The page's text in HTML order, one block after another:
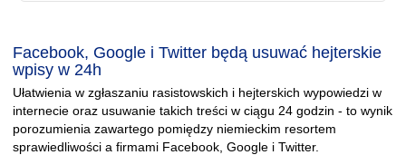
Facebook, Google i Twitter będą usuwać hejterskie
wpisy w 24h
Ułatwienia w zgłaszaniu rasistowskich i hejterskich wypowiedzi w
internecie oraz usuwanie takich treści w ciągu 24 godzin - to wynik
porozumienia zawartego pomiędzy niemieckim resortem
sprawiedliwości a firmami Facebook, Google i Twitter.